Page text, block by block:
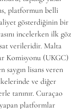
platformun belli
gösterdiğinin bir
incelerken ilk göz
verileridir. Malta
Komisyonu (UKGC)
lisans veren
ve diğer
tanınır. Curaçao
yapan platformlar